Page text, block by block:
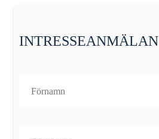
INTRESSEANMÄLAN